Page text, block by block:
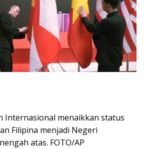
Internasional menaikkan status
Filipina menjadi Negeri
atas. FOTO/AP